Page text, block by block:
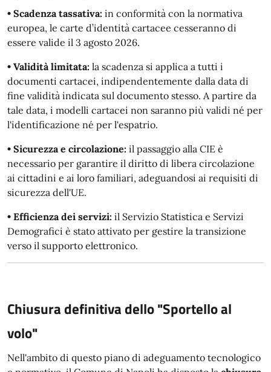
• Scadenza tassativa: in conformità con la normativa
europea, le carte d’identità cartacee cesseranno di
essere valide il 3 agosto 2026.
• Validità limitata: la scadenza si applica a tutti i
documenti cartacei, indipendentemente dalla data di
fine validità indicata sul documento stesso. A partire da
tale data, i modelli cartacei non saranno più validi né per
l'identificazione né per l'espatrio.
• Sicurezza e circolazione: il passaggio alla CIE è
necessario per garantire il diritto di libera circolazione
ai cittadini e ai loro familiari, adeguandosi ai requisiti di
sicurezza dell'UE.
• Efficienza dei servizi: il Servizio Statistica e Servizi
Demografici è stato attivato per gestire la transizione
verso il supporto elettronico.
Chiusura definitiva dello "Sportello al
volo"
Nell'ambito di questo piano di adeguamento tecnologico